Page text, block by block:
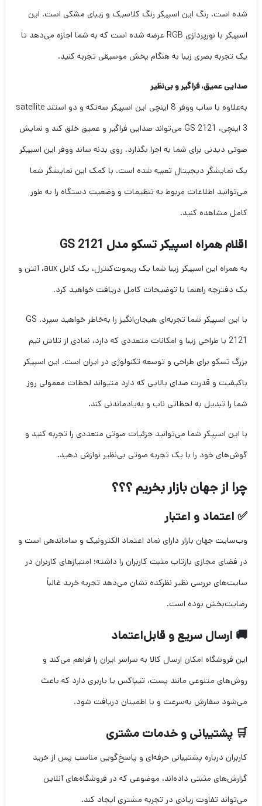
شده است. رنگ این اسپیکر رنگ کلاسیک و زیبای مشکی است. این
اسپیکر با نورپردازی RGB عرضه شده است که به شما اجازه می‌دهد تا
یک تجربه بصری زیبا به هنگام پخش موسیقی تجربه کنید.
صدایی عمیق، فراگیر و بی‌نظیر
به‌علاوه با ساب ووفر 8 اینچی این اسپیکر سه‌تکه و دو استند satellite
3 اینچی، GS 2121 می‌تواند صدایی فراگیر و عمیق خلق کند و نمایش
صوتی دیدنی برای شما به اجرا بگذارد. روی بدنه ساند ووفر این اسپیکر
یک نمایشگر دیجیتال تعبیه شده است. با کمک این نمایشگر شما
می‌توانید اطلاعات مربوط به تنظیمات و وضعیت دستگاه را به طور
کامل مشاهده کنید.
اقلام همراه اسپیکر تسکو مدل GS 2121
به همراه این اسپیکر زیبا شما یک ریموت‌کنترل، یک کابل aux، آنتن و
یک دفترچه راهنما با توضیحات کامل دریافت خواهید کرد.
با این اسپیکر شما تجربه‌ای هیجان‌انگیز را به‌خاطر خواهید سپرد. GS
2121 با طراحی زیبا و امکانات متعددی که دارد، نمادی از تلاش تیم
بزرگ تسکو برای طراحی و توسعه تکنولوژی در ایران است. این اسپیکر
باکیفیت و قدرت صدای بالایی که دارد متیواند لحظات معمولی روز
شما را تبدیل به لحظاتی ناب و به‌یادماندنی کند.
با این اسپیکر شما می‌توانید جزئیات صوتی متعددی را تجربه کنید و
گوش‌های خود را با یک تجربه صوتی بی‌نظیر نوازش دهید.
چرا از جهان بازار بخریم ؟؟؟
✅ اعتماد و اعتبار
وب‌سایت جهان بازار دارای نماد اعتماد الکترونیک و ساماندهی است و
در فضای مجازی بازتاب مثبت کاربران را داشته؛ امتیازهای کاربران در
سایت‌های بررسی نظیر نظرکده نشان می‌دهد تجربه خرید غالباً
رضایت‌بخش بوده است.
🚚 ارسال سریع و قابل‌اعتماد
این فروشگاه امکان ارسال کالا به سراسر ایران را فراهم می‌کند و
روش‌های متنوعی مانند پست، تیپاکس یا باربری دارد که باعث
می‌شود سفارش به‌سرعت و با اطمینان دریافت شود.
🛒 پشتیبانی و خدمات مشتری
کاربران درباره پشتیبانی حرفه‌ای و پاسخ‌گویی مناسب پس از خرید
گزارش‌های مثبتی داده‌اند، موضوعی که در فروشگاه‌های آنلاین
می‌تواند تفاوت زیادی در تجربه مشتری ایجاد کند.